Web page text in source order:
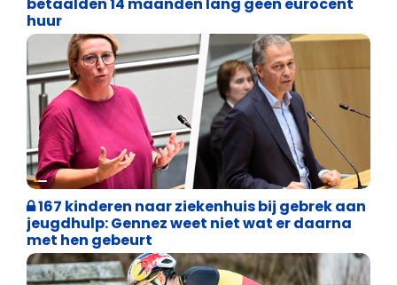
betaalden 14 maanden lang geen eurocent
huur
Binnenland politiek
167 kinderen naar ziekenhuis bij gebrek aan
jeugdhulp: Gennez weet niet wat er daarna
met hen gebeurt